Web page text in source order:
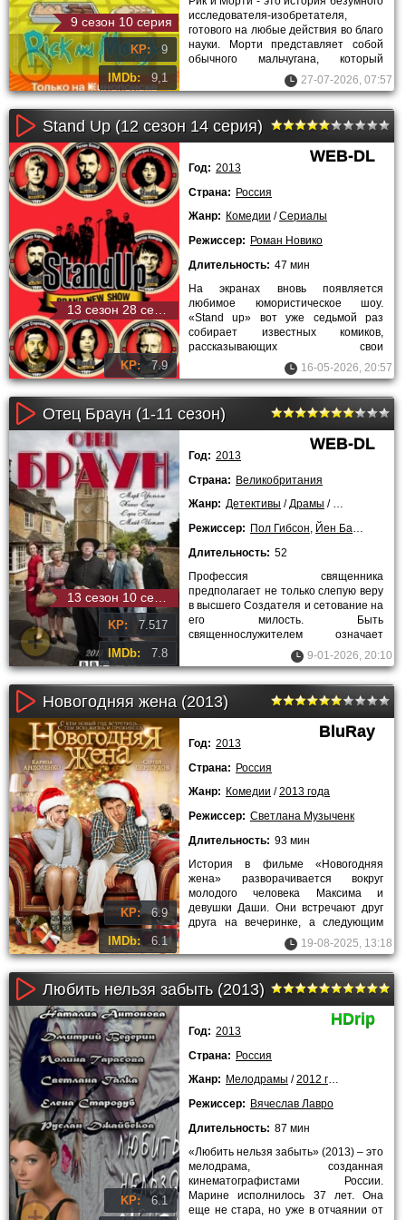
9 сезон 10 серия
KP: 9
IMDb: 9,1
исследователя-изобретателя,
готового на любые действия во благо
науки. Морти представляет собой
обычного мальчугана, который
посещает школу и общается со
27-07-2026, 07:57
Stand Up (12 сезон 14 серия)
KP: 7.9
WEB-DL
Год: 2013
Страна: Россия
Жанр: Комедии /Сериалы
Режиссер: Роман Новико
Длительность: 47 мин
На экранах вновь появляется
любимое юмористическое шоу.
«Stand up» вот уже седьмой раз
собирает известных комиков,
рассказывающих свои
непредсказуемые жизненные
истории или обсуждающие
16-05-2026, 20:57
Отец Браун (1-11 сезон)
KP: 7.517
IMDb: 7.8
WEB-DL
Год: 2013
Страна: Великобритания
Жанр: Детективы /Драмы /
Режиссер: Пол Гибсон, Йен Барбер
Длительность: 52
Профессия священника
предполагает не только слепую веру
в высшего Создателя и сетование на
его милость. Быть
священнослужителем означает
иметь огромный жизненный опыт,
мудрый ум, тягу к
9-01-2026, 20:10
Новогодняя жена (2013)
KP: 6.9
IMDb: 6.1
BluRay
Год: 2013
Страна: Россия
Жанр: Комедии /2013 года
Режиссер: Светлана Музыченк
Длительность: 93 мин
История в фильме «Новогодняя
жена» разворачивается вокруг
молодого человека Максима и
девушки Даши. Они встречают друг
друга на вечеринке, а следующим
утром просыпаются рядом, мало
помня
19-08-2025, 13:18
Любить нельзя забыть (2013)
KP: 6.1
HDrip
Год: 2013
Страна: Россия
Жанр: Мелодрамы /2012 года
Режиссер: Вячеслав Лавро
Длительность: 87 мин
«Любить нельзя забыть» (2013) – это
мелодрама, созданная
кинематографистами России.
Марине исполнилось 37 лет. Она
еще не стара, но уже в отчаянии от